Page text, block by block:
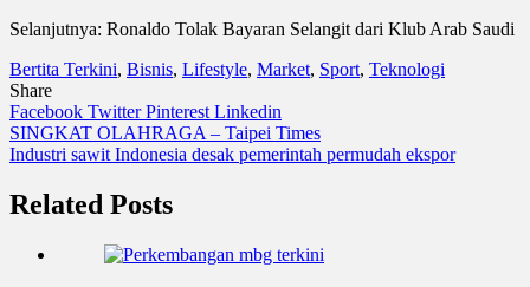
Selanjutnya: Ronaldo Tolak Bayaran Selangit dari Klub Arab Saudi
Bertita Terkini, Bisnis, Lifestyle, Market, Sport, Teknologi
Share
Facebook TwitterPinterest Linkedin
Navigasi
pos
SINGKAT OLAHRAGA – Taipei Times
Industri sawit Indonesia desak pemerintah permudah ekspor
Related Posts